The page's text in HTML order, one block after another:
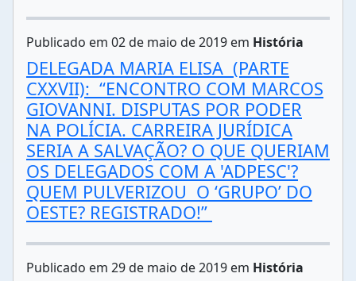
Publicado em 02 de maio de 2019 em História
DELEGADA MARIA ELISA (PARTE
CXXVII): “ENCONTRO COM MARCOS
GIOVANNI. DISPUTAS POR PODER
NA POLÍCIA. CARREIRA JURÍDICA
SERIA A SALVAÇÃO? O QUE QUERIAM
OS DELEGADOS COM A 'ADPESC'?
QUEM PULVERIZOU O ‘GRUPO’ DO
OESTE? REGISTRADO!”
Publicado em 29 de maio de 2019 em História